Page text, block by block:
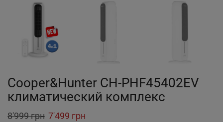
Cooper&Hunter CH-PHF45402EV
климатический комплекс
8'999грн Original
7'499 грн